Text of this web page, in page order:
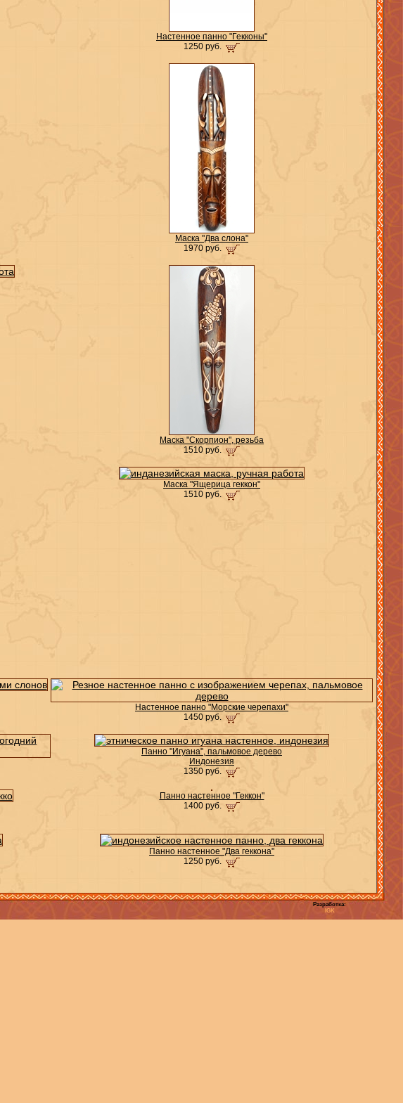
Настенное панно "Гекконы"
1250 руб.
Маска "Два слона"
1970 руб.
Маска "Скорпион", резьба
1510 руб.
Маска "Ящерица геккон"
1510 руб.
Настенное панно "Морские черепахи"
1450 руб.
Панно "Игуана", пальмовое дерево
Индонезия
1350 руб.
Панно настенное "Геккон"
1400 руб.
Панно настенное "Два геккона"
1250 руб.
Разработка:
IGK